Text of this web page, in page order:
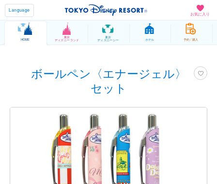
お気に入り
Language
HOME
東京
ディズニーランド
東京
ディズニーシー ホテル 予約 / 購入
ボールペン〈エナージェル〉
セット